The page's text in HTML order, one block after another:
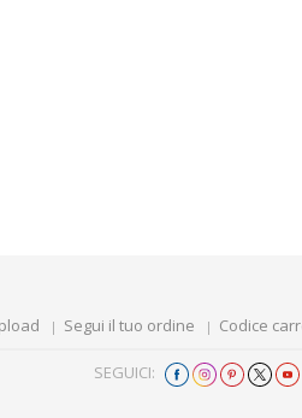
Segui il tuo ordine Codice
SEGUICI: